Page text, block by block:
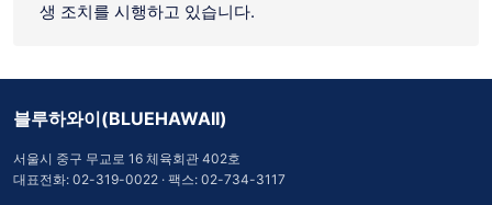
생 조치를 시행하고 있습니다.
블루하와이(BLUEHAWAII)
서울시 중구 무교로 16 체육회관 402호
대표전화: 02-319-0022 · 팩스: 02-734-3117